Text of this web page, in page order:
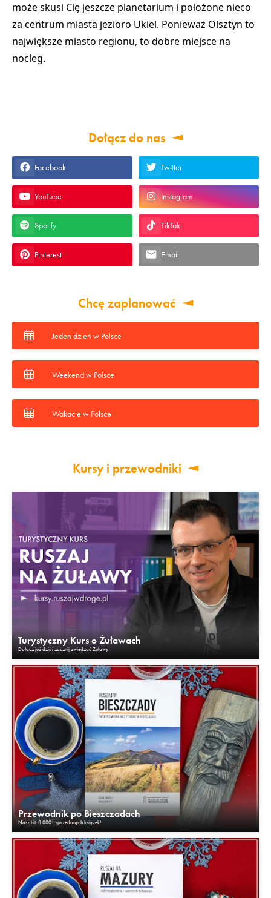
może skusi Cię jeszcze planetarium i położone nieco
za centrum miasta jezioro Ukiel. Ponieważ Olsztyn to
największe miasto regionu, to dobre miejsce na
nocleg.
Dołącz do nas
Facebook Twitter
YouTube Instagram
Spotify TikTok
Pinterest Email
Chcę zaplanować
Jeden dzień w Polsce
Weekend w Polsce
Wakacje w Polsce
Kursy i przewodniki
Turystyczny Kurs o Żuławach
Dołącz już dziś i zacznij zwiedzać Żuławy
Przewodnik po Bieszczadach
Nasz hit. 8.000+ sprzedanych książek!